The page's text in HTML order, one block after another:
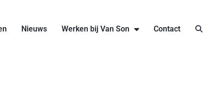
Nieuws Werken bij Van Son Contact